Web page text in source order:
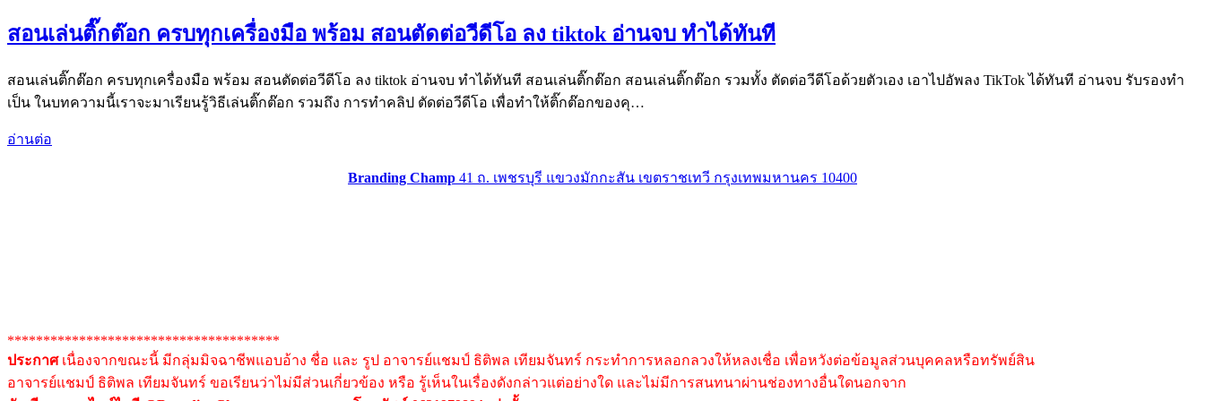
สอนเล่นติ๊กต๊อก ครบทุกเครื่องมือ พร้อม สอนตัดต่อวีดีโอ ลง tiktok อ่านจบ ทำได้ทันที
สอนเล่นติ๊กต๊อก ครบทุกเครื่องมือ พร้อม สอนตัดต่อวีดีโอ ลง tiktok อ่านจบ ทำได้ทันที สอนเล่นติ๊กต๊อก สอนเล่นติ๊กต๊อก รวมทั้ง ตัดต่อวีดีโอด้วยตัวเอง เอาไปอัพลง TikTok ได้ทันที อ่านจบ รับรองทำ
เป็น ในบทความนี้เราจะมาเรียนรู้วิธีเล่นติ๊กต๊อก รวมถึง การทำคลิป ตัดต่อวีดีโอ เพื่อทำให้ติ๊กต๊อกของคุ…
อ่านต่อ
Branding Champ 41 ถ. เพชรบุรี แขวงมักกะสัน เขตราชเทวี กรุงเทพมหานคร 10400
**************************************
ประกาศเนื่องจากขณะนี้ มีกลุ่มมิจฉาชีพแอบอ้าง ชื่อ และ รูป อาจารย์แชมป์ ธิติพล เทียมจันทร์ กระทำการหลอกลวงให้หลงเชื่อ เพื่อหวังต่อข้อมูลส่วนบุคคลหรือทรัพย์สิน
อาจารย์แชมป์ ธิติพล เทียมจันทร์ ขอเรียนว่าไม่มีส่วนเกี่ยวข้อง หรือ รู้เห็นในเรื่องดังกล่าวแต่อย่างใด และไม่มีการสนทนาผ่านช่องทางอื่นใดนอกจาก